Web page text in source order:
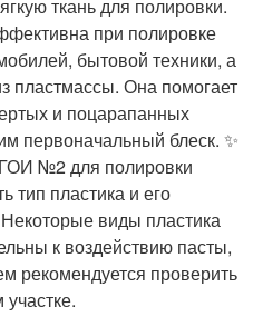
ткань для полировки.
при полировке
бытовой техники, а
пластмассы. Она помогает
и поцарапанных
первоначальный блеск. ✨
№2 для полировки
тип пластика и его
виды пластика
к воздействию пасты,
рекомендуется проверить